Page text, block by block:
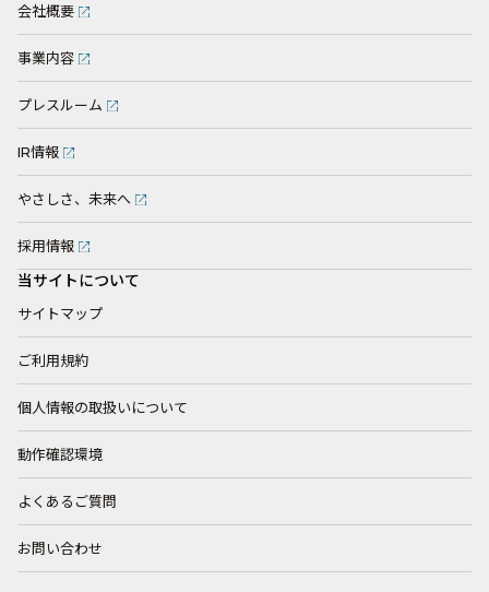
会社概要
事業内容
プレスルーム
IR情報
やさしさ、未来へ
採用情報
当サイトについて
サイトマップ
ご利用規約
個人情報の取扱いについて
動作確認環境
よくあるご質問
お問い合わせ